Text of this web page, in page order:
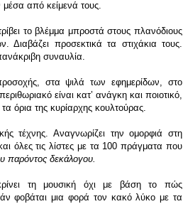
μέσα από κείμενά τους.
το βλέμμα μπροστά στους πλανόδιους
Διαβάζει προσεκτικά τα στιχάκια τους.
συναυλία.
προσοχής, στα ψιλά των εφημερίδων, στο
είναι κατ’ ανάγκη και ποιοτικό,
όρια της κυρίαρχης κουλτούρας.
τέχνης. Αναγνωρίζει την ομορφιά στη
όλες τις λίστες με τα 100 πράγματα που
παρόντος δεκάλογου.
τη μουσική όχι με βάση το πώς
φοβάται μια φορά τον κακό λύκο με τα